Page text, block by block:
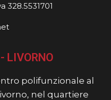
328.5531701
LIVORNO
polifunzionale al
nel quartiere